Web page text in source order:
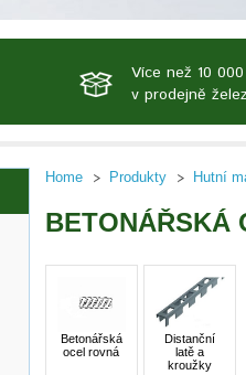
Více než 10
v prodejně
Home Produkty Hutní
BETONÁŘSKÁ
Betonářská
ocel rovná
Distanční
latě a
kroužky